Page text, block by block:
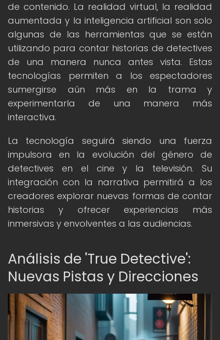
de contenido. La realidad virtual, la realidad
aumentada y la inteligencia artificial son solo
algunas de las herramientas que se están
utilizando para contar historias de detectives
de una manera nunca antes vista. Estas
tecnologías permiten a los espectadores
sumergirse aún más en la trama y
experimentarla de una manera más
interactiva.
La tecnología seguirá siendo una fuerza
impulsora en la evolución del género de
detectives en el cine y la televisión. Su
integración con la narrativa permitirá a los
creadores explorar nuevas formas de contar
historias y ofrecer experiencias más
inmersivas y envolventes a las audiencias.
Análisis de 'True Detective':
Nuevas Pistas y Direcciones